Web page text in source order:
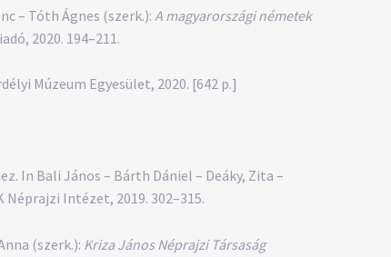
– Tóth Ágnes (szerk.): A magyarországi németek
2020. 194–211.
Múzeum Egyesület, 2020. [642 p.]
In Bali János – Bárth Dániel – Deáky, Zita –
Néprajzi Intézet, 2019. 302–315.
(szerk.): Kriza János Néprajzi Társaság